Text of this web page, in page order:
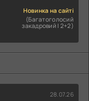
Новинка на сайті
(Багатоголосий
закадровий | 2+2)
28.07.26